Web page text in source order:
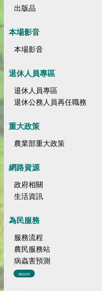
出版品
本場影音
本場影音
退休人員專區
退休人員專區
退休公務人員再任職務
重大政策
農業部重大政策
網路資源
政府相關
生活資訊
為民服務
服務流程
農民服務站
病蟲害預測
more